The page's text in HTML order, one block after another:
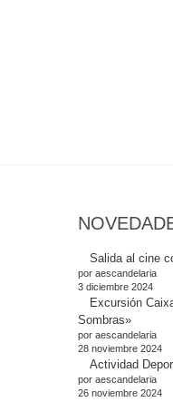
Salida al cine
por aescandelaria
3 diciembre 2024
Excursión
Sombras»
por aescandelaria
28 noviembre 2024
Actividad
por aescandelaria
26 noviembre 2024